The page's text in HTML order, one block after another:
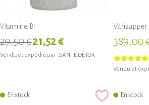
Vitamine B1
29,50 €21,52 €
Vendu et expédié par : SANTÉ DÉTOX
En stock
Varizapper
389,00
Vendu et
En stock